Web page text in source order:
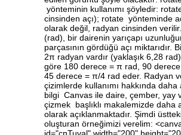
yönteminin kullanımı şöyledir:
cinsinden açı); rotate yönteminde
olarak değil, radyan cinsinden
(rad), bir dairenin yarıçapı
parçasının gördüğü açı miktarıdır.
2π radyan vardır (yaklaşık 6,28
göre 180 derece = π rad, 90
45 derece = π/4 rad eder. Radyan
çizimlerde kullanımı hakkında daha
bilgi Canvas ile daire, çember, yay
çizmek başlıklı makalemizde daha
olarak açıklanmaktadır. Şimdi
oluşturan örneğimizi verelim: